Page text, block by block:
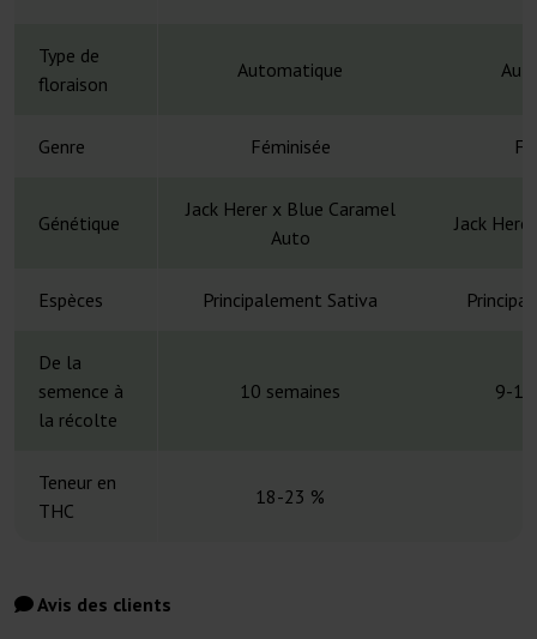
Type de
floraison
Automatique
Genre Féminisée
Génétique
Jack Herer x Blue Caramel
Auto
Jack
Espèces Principalement Sativa
De la
semence à
la récolte
10 semaines 9-11
Teneur en
THC
18-23 %
Avis des clients